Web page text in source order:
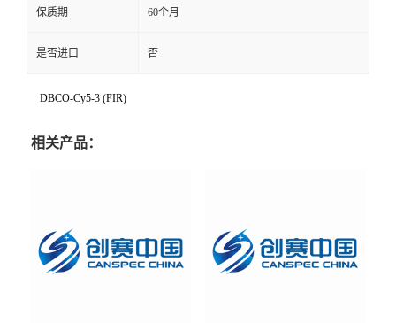
保质期 60个月
是否进口 否
DBCO-Cy5-3 (FIR)
相关产品：